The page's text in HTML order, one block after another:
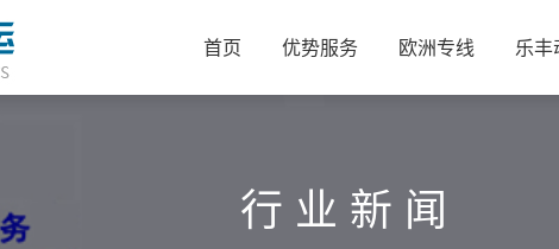
首页 优势服务 欧洲专线 乐丰
行业新闻